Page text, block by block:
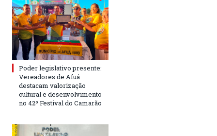
Poder legislativo presente:
Vereadores de Afuá
destacam valorização
cultural e desenvolvimento
no 42º Festival do Camarão